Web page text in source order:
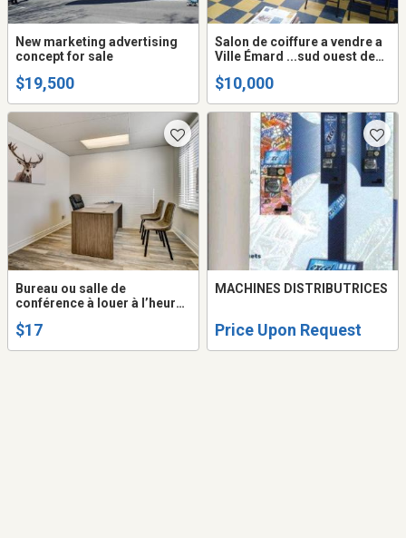
New marketing advertising
concept for sale
$19,500
Salon de coiffure a vendre a
Ville Émard ...sud ouest de
10,000
$10,000
Bureau ou salle de
conférence à louer à l’heure
de justice (espace de
$17
MACHINES DISTRIBUTRICES
Price Upon Request